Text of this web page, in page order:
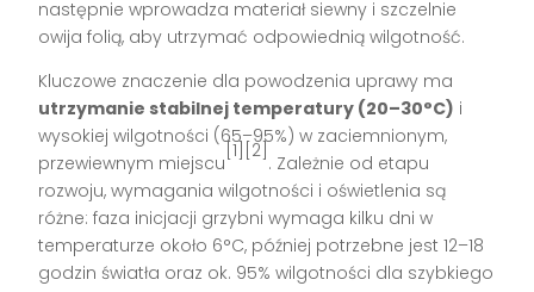
następnie wprowadza materiał siewny i szczelnie
owija folią, aby utrzymać odpowiednią wilgotność.
Kluczowe znaczenie dla powodzenia uprawy ma
utrzymanie stabilnej temperatury (20–30°C) i
wysokiej wilgotności (65–95%) w zaciemnionym,
przewiewnym miejscu
[1][2]
. Zależnie od etapu
rozwoju, wymagania wilgotności i oświetlenia są
różne: faza inicjacji grzybni wymaga kilku dni w
temperaturze około 6°C, później potrzebne jest 12–18
godzin światła oraz ok. 95% wilgotności dla szybkiego